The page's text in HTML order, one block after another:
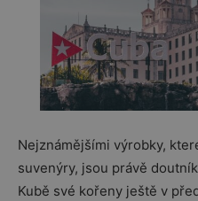
Nejznámějšími výrobky,
suvenýry, jsou právě
Kubě své kořeny ještě v